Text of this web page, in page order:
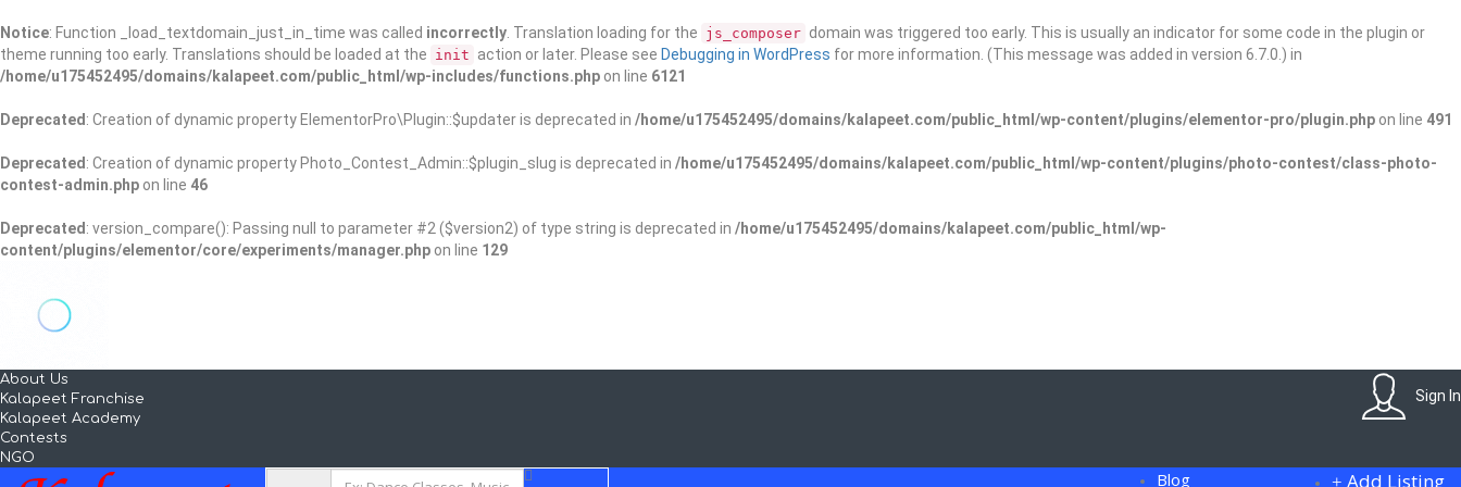
Notice: Function _load_textdomain_just_in_time was called incorrectly . Translation loading for the js_composer domain was triggered too early. This is usually an indicator for some code in the plugin or
theme running too early. Translations should be loaded at the init action or later. Please see Debugging in WordPress for more information. (This message was added in version 6.7.0.) in
/home/u175452495/domains/kalapeet.com/public_html/wp-includes/functions.php on line 6121
Deprecated : Creation of dynamic property ElementorPro\Plugin::$updater is deprecated in /home/u175452495/domains/kalapeet.com/public_html/wp-content/plugins/elementor-pro/plugin.php on line 491
Deprecated : Creation of dynamic property Photo_Contest_Admin::$plugin_slug is deprecated in /home/u175452495/domains/kalapeet.com/public_html/wp-content/plugins/photo-contest/class-photo-
contest-admin.php on line 46
Deprecated : version_compare(): Passing null to parameter #2 ($version2) of type string is deprecated in /home/u175452495/domains/kalapeet.com/public_html/wp-
content/plugins/elementor/core/experiments/manager.php on line 129
About Us
Kalapeet Franchise
Kalapeet Academy
Contests
NGO
Sign In
Add Listing Sign In Add Listing
Blog